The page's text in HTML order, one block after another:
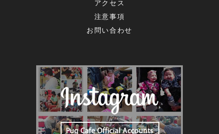
アクセス
注意事項
お問い合わせ